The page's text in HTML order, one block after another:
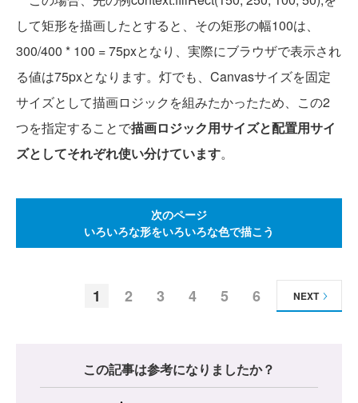
して矩形を描画したとすると、その矩形の幅100は、
300/400 * 100 = 75pxとなり、実際にブラウザで表示され
る値は75pxとなります。灯でも、Canvasサイズを固定
サイズとして描画ロジックを組みたかったため、この2
つを指定することで描画ロジック用サイズと配置用サイ
ズとしてそれぞれ使い分けています。
次のページ
いろいろな形をいろいろな色で描こう
1 2 3 4 5 6 NEXT
この記事は参考になりましたか？